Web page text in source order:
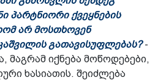
პარტნიორი ქვეყნების
არ მოსთხოვენ
გათავისუფლებას?-
იქნება მოწოდებები,
ხასიათის. შეიძლება